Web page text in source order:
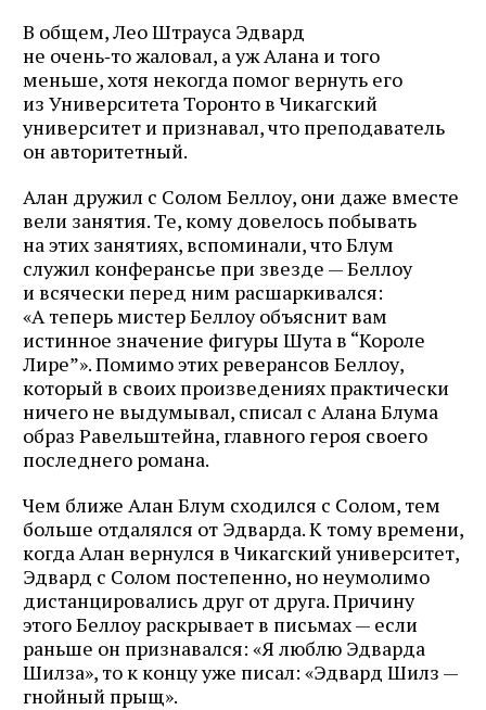
В общем, Лео Штрауса Эдвард
не очень‑то жаловал, а уж Алана и того
меньше, хотя некогда помог вернуть его
из Университета Торонто в Чикагский
университет и признавал, что преподаватель
он авторитетный.
Алан дружил с Солом Беллоу, они даже вместе
вели занятия. Те, кому довелось побывать
на этих занятиях, вспоминали, что Блум
служил конферансье при звезде — Беллоу
и всячески перед ним расшаркивался:
«А теперь мистер Беллоу объяснит вам
истинное значение фигуры Шута в “Короле
Лире”». Помимо этих реверансов Беллоу,
который в своих произведениях практически
ничего не выдумывал, списал с Алана Блума
образ Равельштейна, главного героя своего
последнего романа.
Чем ближе Алан Блум сходился с Солом, тем
больше отдалялся от Эдварда. К тому времени,
когда Алан вернулся в Чикагский университет,
Эдвард с Солом постепенно, но неумолимо
дистанцировались друг от друга. Причину
этого Беллоу раскрывает в письмах — если
раньше он признавался: «Я люблю Эдварда
Шилза», то к концу уже писал: «Эдвард Шилз —
гнойный прыщ».